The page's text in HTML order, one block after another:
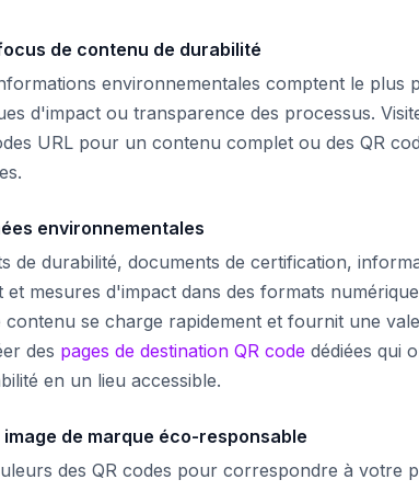
de contenu de durabilité
environnementales comptent le plus
d'impact ou transparence des processus.
URL pour un contenu complet ou des QR
environnementales
de durabilité, documents de certification,
mesures d'impact dans des formats
se charge rapidement et fournit une
des pages de destination QR code dédiées qui
en un lieu accessible.
de marque éco-responsable
des QR codes pour correspondre à votre